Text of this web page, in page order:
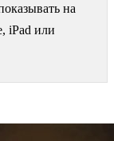
на
iPad или